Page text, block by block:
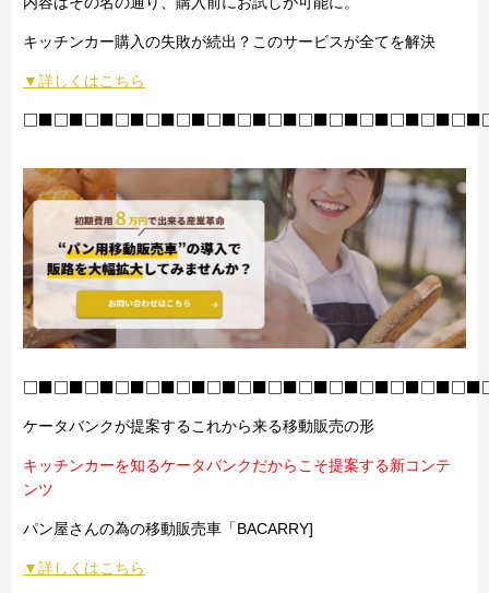
キッチンカー購入の失敗が続出？このサービスが全てを解決
▼詳しくはこちら
ケータバンクが提案するこれから来る移動販売の形
キッチンカーを知るケータバンクだからこそ提案する新コンテ
ンツ
パン屋さんの為の移動販売車「BACARRY]
▼詳しくはこちら